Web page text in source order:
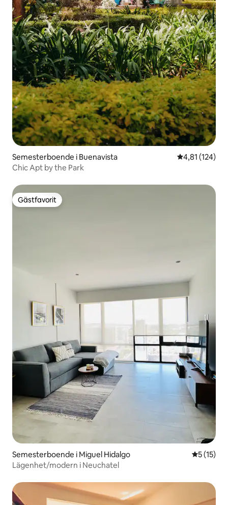
Semesterboende i Buenavista 4,81 av 5 i
4,81 (124)
Chic Apt by the Park
Gästfavorit
Gästfavorit
Semesterboende i Miguel Hidalgo 5 av 5 i
5 (15)
Lägenhet/modern i Neuchatel